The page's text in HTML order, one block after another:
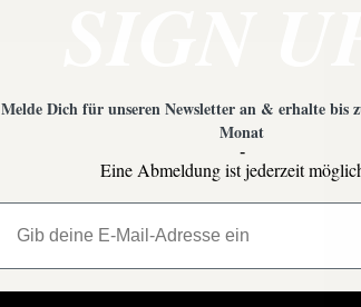
Melde Dich für unseren Newsletter an & erhalte bis
Monat
-
Eine Abmeldung ist jederzeit